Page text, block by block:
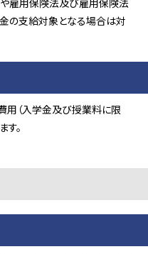
雇用保険法及び雇用保険法
の支給対象となる場合は対
（入学金及び授業料に限
。